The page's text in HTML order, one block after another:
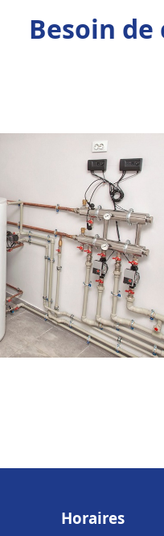
Besoin de
Horaires